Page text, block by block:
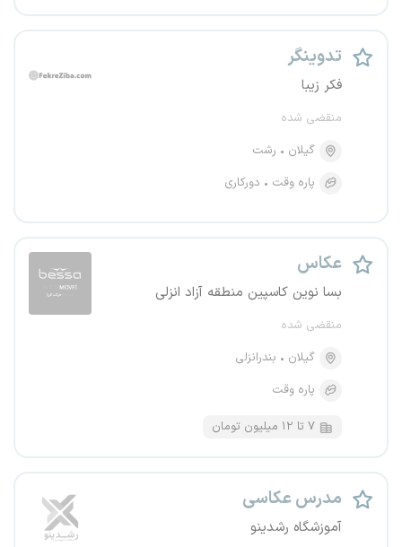
تدوینگر
فکر زیبا
منقضی شده
گیلان
رشت
پاره وقت
دورکاری
عکاس
بسا نوین کاسپین منطقه آزاد انزلی
منقضی شده
گیلان
بندرانزلی
پاره وقت
۷ تا ۱۲ میلیون تومان
مدرس عکاسی
آموزشگاه رشدینو